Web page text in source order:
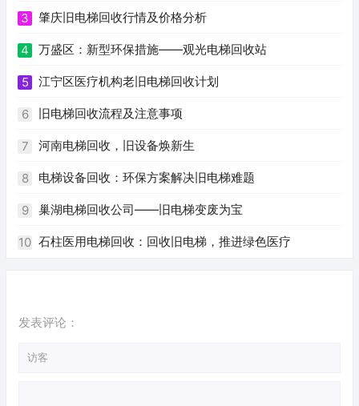
3 肇庆旧电梯回收行情及价格分析
4 万盛区：新型环保措施——观光电梯回收站
5 江宁区医疗机构老旧电梯回收计划
6 旧电梯回收流程及注意事项
7 河南电梯回收，旧设备焕新生
8 电梯设备回收：环保方案解决旧电梯难题
9 巢湖电梯回收公司——旧电梯变废为宝
10 石柱医用电梯回收：回收旧电梯，推进绿色医疗
发表评论：